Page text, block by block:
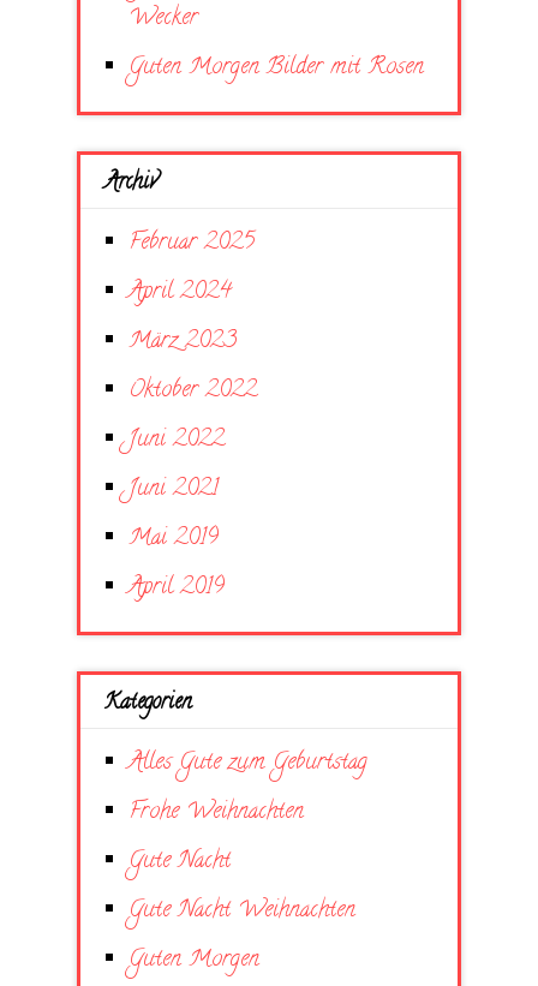
Wecker
Guten Morgen Bilder mit Rosen
Archiv
Februar 2025
April 2024
März 2023
Oktober 2022
Juni 2022
Juni 2021
Mai 2019
April 2019
Kategorien
Alles Gute zum Geburtstag
Frohe Weihnachten
Gute Nacht
Gute Nacht Weihnachten
Guten Morgen